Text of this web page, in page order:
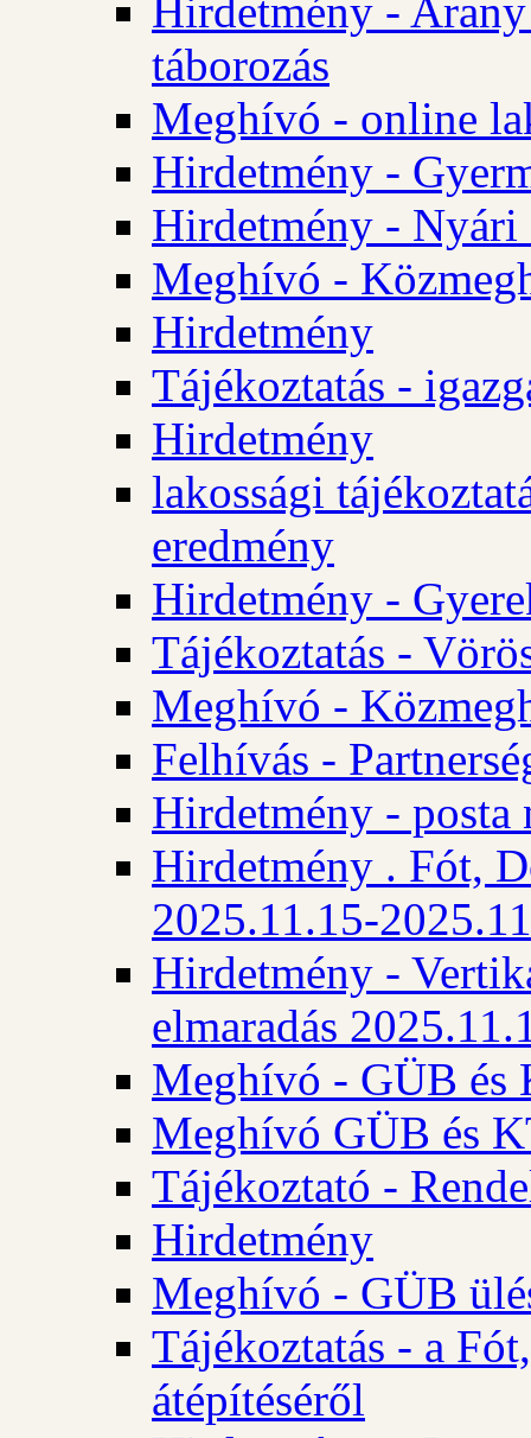
Hirdetmény - Arany
táborozás
Meghívó - online
Hirdetmény -
Hirdetmény - Nyári
Meghívó -
Hirdetmény
Tájékoztatás -
Hirdetmény
lakossági
eredmény
Hirdetmény -
Tájékoztatás -
Meghívó -
Felhívás -
Hirdetmény - posta
Hirdetmény . Fót,
2025.11.15-
Hirdetmény -
elmaradás
Meghívó - GÜB és
Meghívó GÜB és
Tájékoztató -
Hirdetmény
Meghívó - GÜB
Tájékoztatás - a
átépítéséről